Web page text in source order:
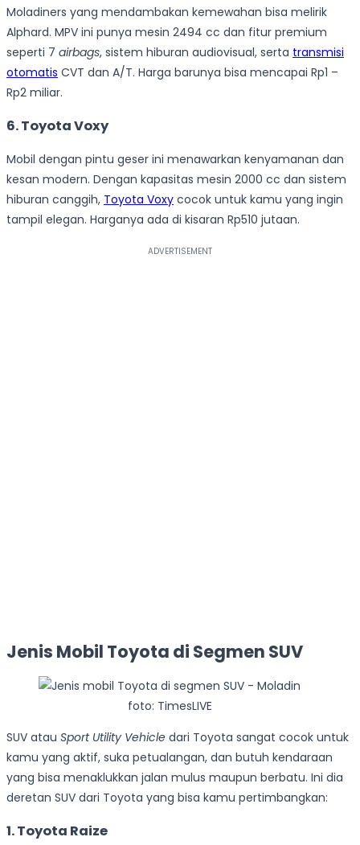
Moladiners yang mendambakan kemewahan bisa melirik
Alphard. MPV ini punya mesin 2494 cc dan fitur premium
seperti 7 airbags, sistem hiburan audiovisual, serta transmisi
otomatis CVT dan A/T. Harga barunya bisa mencapai Rp1 –
Rp2 miliar.
6. Toyota Voxy
Mobil dengan pintu geser ini menawarkan kenyamanan dan
kesan modern. Dengan kapasitas mesin 2000 cc dan sistem
hiburan canggih, Toyota Voxy cocok untuk kamu yang ingin
tampil elegan. Harganya ada di kisaran Rp510 jutaan.
Jenis Mobil Toyota di Segmen SUV
foto: TimesLIVE
SUV atau Sport Utility Vehicle dari Toyota sangat cocok untuk
kamu yang aktif, suka petualangan, dan butuh kendaraan
yang bisa menaklukkan jalan mulus maupun berbatu. Ini dia
deretan SUV dari Toyota yang bisa kamu pertimbangkan:
1. Toyota Raize